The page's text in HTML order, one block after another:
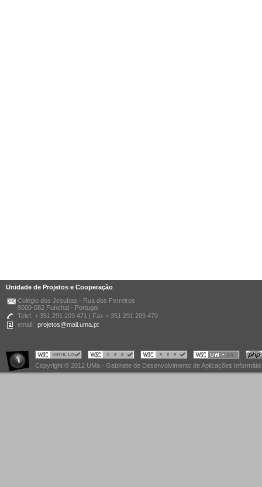
Unidade de Projetos e Cooperação
Colégio dos Jesuítas - Rua dos Ferreiros
9000-082 Funchal - Portugal
Telef. + 351 291 209 471 | Fax + 351 291 209 470
email: projetos@mail.uma.pt
Copyright © 2012 UMa - Gabinete de Desenvolvimento de Aplicações